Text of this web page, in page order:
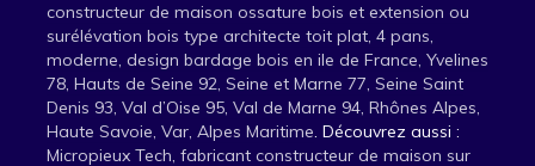
constructeur de maison ossature bois et extension ou
surélévation bois type architecte toit plat, 4 pans,
moderne, design bardage bois en ile de France, Yvelines
78, Hauts de Seine 92, Seine et Marne 77, Seine Saint
Denis 93, Val d’Oise 95, Val de Marne 94, Rhônes Alpes,
Haute Savoie, Var, Alpes Maritime. Découvrez aussi :
Micropieux Tech, fabricant constructeur de maison sur